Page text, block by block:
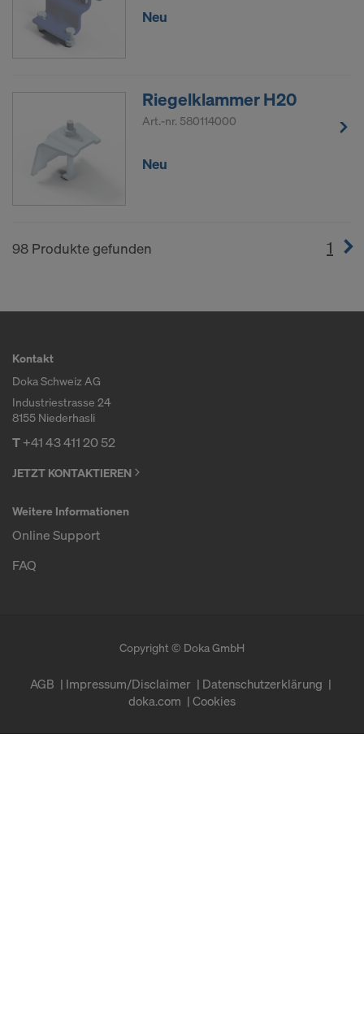
Neu
Riegelklammer H20
Art.-nr. 580114000
Neu
98 Produkte gefunden 1
Kontakt
Doka Schweiz AG
Industriestrasse 24
8155 Niederhasli
T+41 43 411 20 52
JETZT KONTAKTIEREN
Weitere Informationen
Online Support
FAQ
Copyright © Doka GmbH
AGB Impressum/Disclaimer
Datenschutzerklärung
doka.com
Cookies